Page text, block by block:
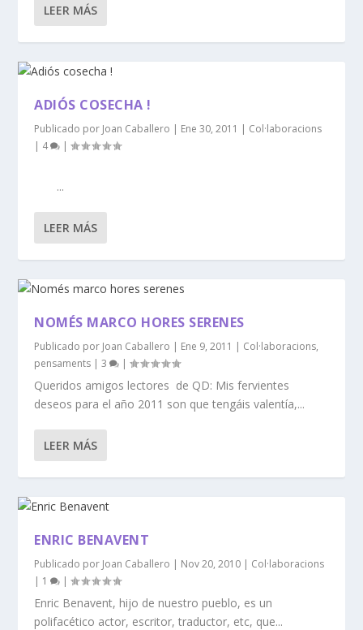
LEER MÁS
ADIÓS COSECHA !
Publicado por Joan Caballero | Ene 30, 2011 | Col·laboracions
| 4 |
...
LEER MÁS
NOMÉS MARCO HORES SERENES
Publicado por Joan Caballero | Ene 9, 2011 | Col·laboracions,
pensaments |3 |
Queridos amigos lectores de QD: Mis fervientes
deseos para el año 2011 son que tengáis valentía,...
LEER MÁS
ENRIC BENAVENT
Publicado por Joan Caballero | Nov 20, 2010 | Col·laboracions
| 1 |
Enric Benavent, hijo de nuestro pueblo, es un
polifacético actor, escritor, traductor, etc, que...